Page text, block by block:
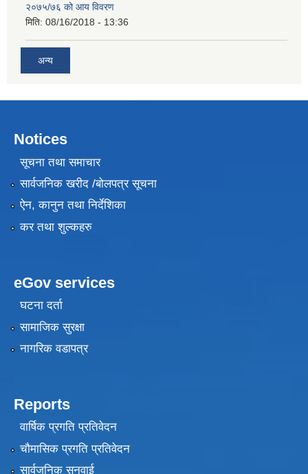
२०७५/७६ को आय विवरण
मिति: 08/16/2018 - 13:36
अन्य
Notices
सूचना तथा समाचार
सार्वजनिक खरीद /बोलपत्र सूचना
ऐन, कानुन तथा निर्देशिका
कर तथा शुल्कहरु
eGov services
घटना दर्ता
सामाजिक सुरक्षा
नागरिक वडापत्र
Reports
वार्षिक प्रगति प्रतिवेदन
चौमासिक प्रगति प्रतिवेदन
सार्वजनिक सुनुवाई